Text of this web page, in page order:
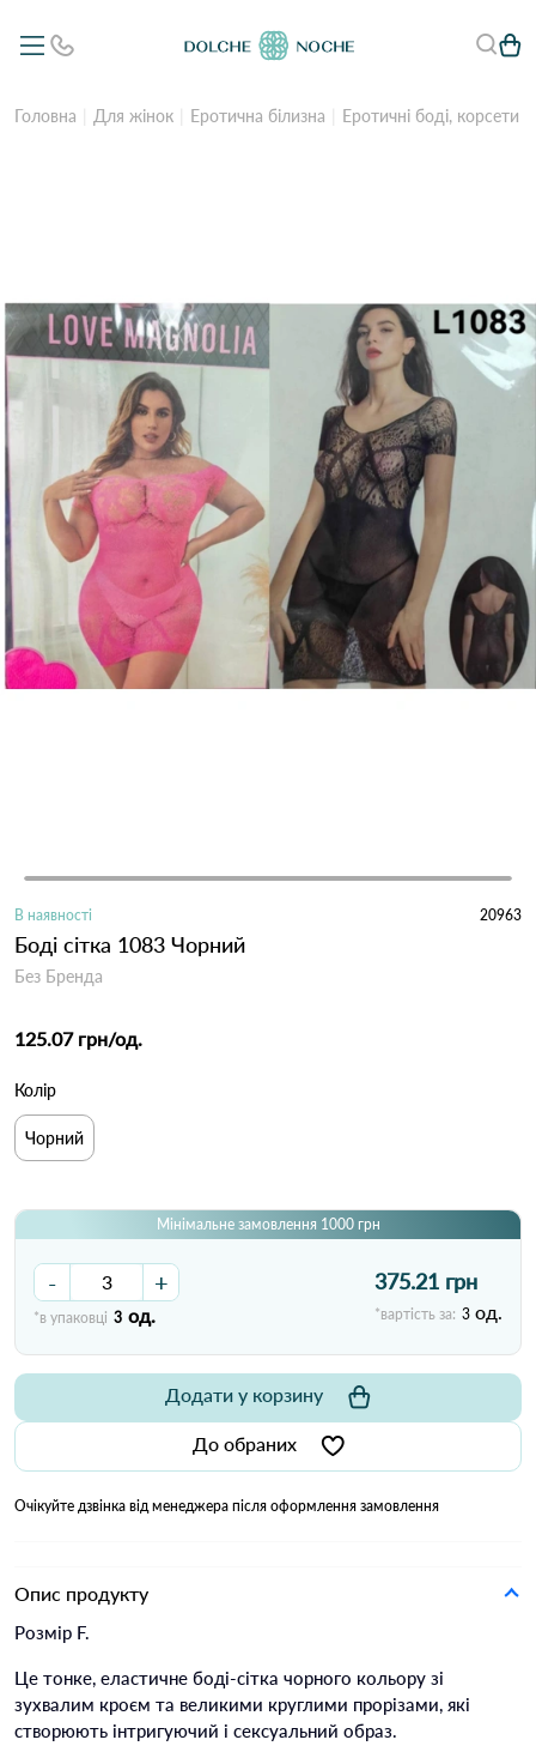
Головна Для жінок Еротична білизна Еротичні боді, корсети
В наявності 20963
Боді сітка 1083 Чорний
Без Бренда
125.07 грн/од.
Колір
Чорний
Мінімальне замовлення 1000 грн
- +
*в упаковці 3 од.
375.21 грн
*вартість за: 3 од.
До обраних
Додати у корзину
Очікуйте дзвінка від менеджера після оформлення замовлення
Опис продукту
Розмір F.
Це тонке, еластичне боді-сітка чорного кольору зі
зухвалим кроєм та великими круглими прорізами, які
створюють інтригуючий і сексуальний образ.